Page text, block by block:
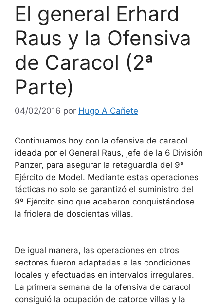
El general Erhard
Raus y la Ofensiva
de Caracol (2ª
Parte)
04/02/2016 por Hugo A Cañete
Continuamos hoy con la ofensiva de caracol
ideada por el General Raus, jefe de la 6 División
Panzer, para asegurar la retaguardia del 9º
Ejército de Model. Mediante estas operaciones
tácticas no solo se garantizó el suministro del
9º Ejército sino que acabaron conquistándose
la friolera de doscientas villas.
De igual manera, las operaciones en otros
sectores fueron adaptadas a las condiciones
locales y efectuadas en intervalos irregulares.
La primera semana de la ofensiva de caracol
consiguió la ocupación de catorce villas y la